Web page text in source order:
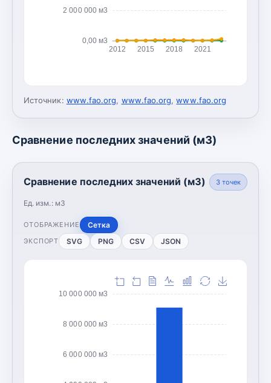
0,00 м3
2 000 000 м3
2012 2015 2018 2021
Источник: www.fao.org, www.fao.org,www.fao.org
Сравнение последних значений (м3)
Сравнение последних значений (м3)
Ед. изм.: м3
3точек
ОТОБРАЖЕНИЕ Сетка
ЭКСПОРТ SVG PNG CSV JSON
6 000 000 м3
8 000 000 м3
10 000 000 м3